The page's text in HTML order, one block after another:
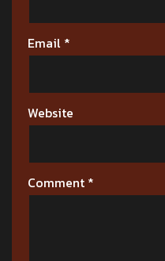
Email *
Website
Comment *